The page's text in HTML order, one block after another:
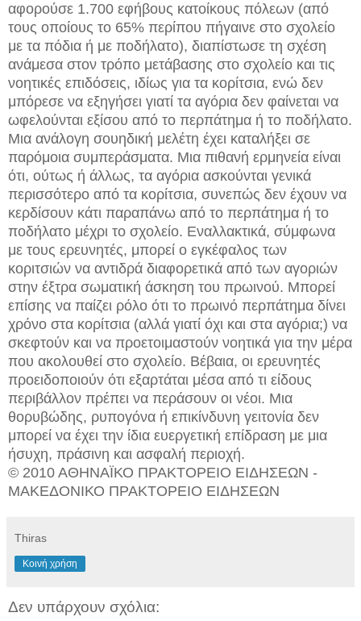
αφορούσε 1.700 εφήβους κατοίκους πόλεων (από
τους οποίους το 65% περίπου πήγαινε στο σχολείο
με τα πόδια ή με ποδήλατο), διαπίστωσε τη σχέση
ανάμεσα στον τρόπο μετάβασης στο σχολείο και τις
νοητικές επιδόσεις, ιδίως για τα κορίτσια, ενώ δεν
μπόρεσε να εξηγήσει γιατί τα αγόρια δεν φαίνεται να
ωφελούνται εξίσου από το περπάτημα ή το ποδήλατο.
Μια ανάλογη σουηδική μελέτη έχει καταλήξει σε
παρόμοια συμπεράσματα. Μια πιθανή ερμηνεία είναι
ότι, ούτως ή άλλως, τα αγόρια ασκούνται γενικά
περισσότερο από τα κορίτσια, συνεπώς δεν έχουν να
κερδίσουν κάτι παραπάνω από το περπάτημα ή το
ποδήλατο μέχρι το σχολείο. Εναλλακτικά, σύμφωνα
με τους ερευνητές, μπορεί ο εγκέφαλος των
κοριτσιών να αντιδρά διαφορετικά από των αγοριών
στην έξτρα σωματική άσκηση του πρωινού. Μπορεί
επίσης να παίζει ρόλο ότι το πρωινό περπάτημα δίνει
χρόνο στα κορίτσια (αλλά γιατί όχι και στα αγόρια;) να
σκεφτούν και να προετοιμαστούν νοητικά για την μέρα
που ακολουθεί στο σχολείο. Βέβαια, οι ερευνητές
προειδοποιούν ότι εξαρτάται μέσα από τι είδους
περιβάλλον πρέπει να περάσουν οι νέοι. Μια
θορυβώδης, ρυπογόνα ή επικίνδυνη γειτονία δεν
μπορεί να έχει την ίδια ευεργετική επίδραση με μια
ήσυχη, πράσινη και ασφαλή περιοχή.
© 2010 ΑΘΗΝΑΪΚΟ ΠΡΑΚΤΟΡΕΙΟ ΕΙΔΗΣΕΩΝ -
ΜΑΚΕΔΟΝΙΚΟ ΠΡΑΚΤΟΡΕΙΟ ΕΙΔΗΣΕΩΝ
Thiras
Κοινή χρήση
Δεν υπάρχουν σχόλια: